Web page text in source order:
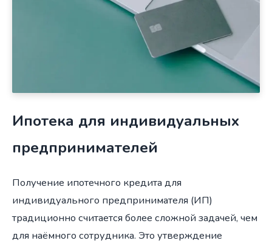
Ипотека для индивидуальных
предпринимателей
Получение ипотечного кредита для
индивидуального предпринимателя (ИП)
традиционно считается более сложной задачей, чем
для наёмного сотрудника. Это утверждение